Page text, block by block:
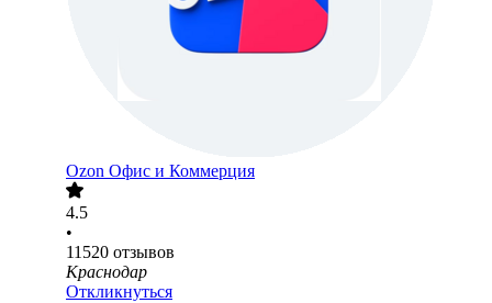
Ozon Офис и Коммерция
4.5
•
11520 отзывов
Краснодар
Откликнуться